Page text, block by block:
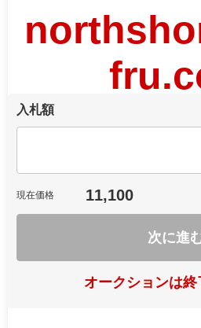
入札額
現在価格 11,100
次に進
オークションは終